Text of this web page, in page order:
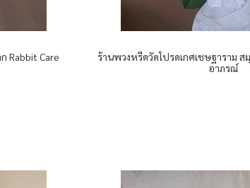
Rabbit Care
ร้านพวงหรีดวัดโปรดเกศเชษฐาราม
อาภรณ์